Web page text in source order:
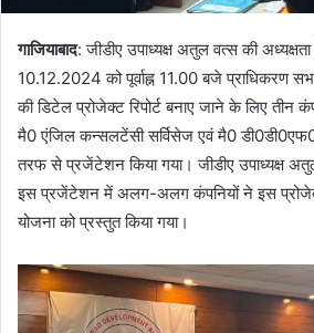
गाजियाबाद: जीडीए उपाध्यक्ष अतुल वत्स की
10.12.2024 को पूर्वाह्न 11.00 बजे प्राधिकरण
की डिटेल प्रोजेक्ट रिपोर्ट बनाए जाने के लिए तीन
मै0 एंजिल कन्सलटेंसी सर्विसेज एवं मै0
तरफ से प्रजेंटेशन किया गया। जीडीए उपाध्यक्ष
इस प्रजेंटेशन में अलग-अलग कंपनियों ने इस
योजना को प्रस्तुत किया गया।